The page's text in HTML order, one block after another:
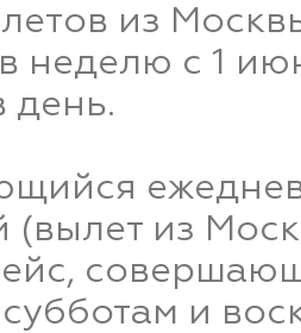
из
неделю с 1
день.
(вылет из
и